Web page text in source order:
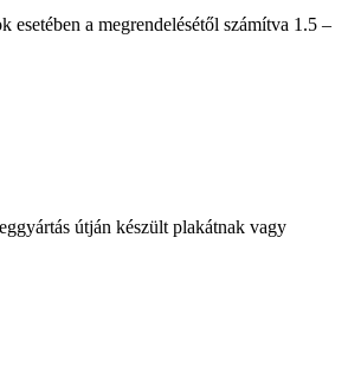
a megrendelésétől számítva 1.5 –
útján készült plakátnak vagy